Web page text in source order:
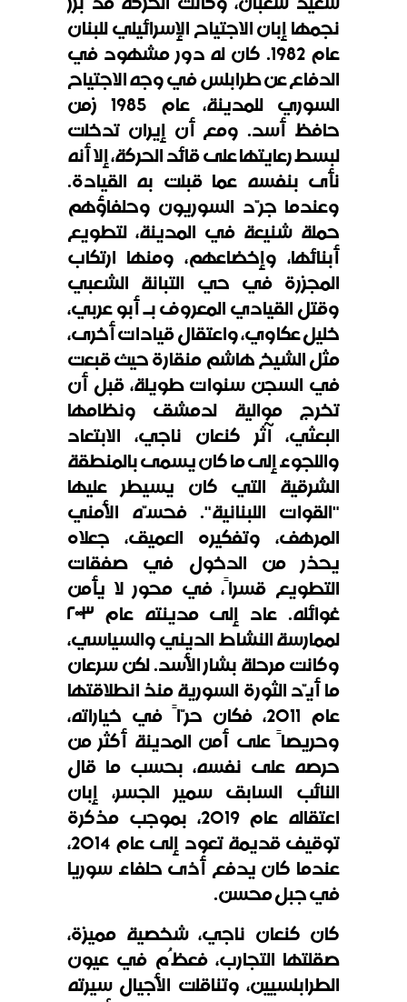
نجمها إبان الاجتياح الإسرائيلي للبنان
عام 1982. كان له دور مشهود في
الدفاع عن طرابلس في وجه الاجتياح
السوري للمدينة، عام 1985 زمن
حافظ أسد. ومع أن إيران تدخلت
لبسط رعايتها على قائد الحركة، إلا أنه
نأى بنفسه عما قبلت به القيادة.
وعندما جرّد السوريون وحلفاؤهم
حملة شنيعة في المدينة، لتطويع
أبنائها، وإخضاعهم، ومنها ارتكاب
المجزرة في حي التبانة الشعبي
وقتل القيادي المعروف بـ أبو عربي،
خليل عكاوي، واعتقال قيادات أخرى،
مثل الشيخ هاشم منقارة حيث قبعت
في السجن سنوات طويلة، قبل أن
تخرج موالية لدمشق ونظامها
البعثي، آثر كنعان ناجي، الابتعاد
واللجوء إلى ما كان يسمى بالمنطقة
الشرقية التي كان يسيطر عليها
"القوات اللبنانية". فحسّه الأمني
المرهف، وتفكيره العميق، جعلاه
يحذر من الدخول في صفقات
التطويع قسراً، في محور لا يأمن
غوائله. عاد إلى مدينته عام ٢٠٠٣
لممارسة النشاط الديني والسياسي،
وكانت مرحلة بشار الأسد. لكن سرعان
ما أيّد الثورة السورية منذ انطلاقتها
عام 2011، فكان حرّاً في خياراته،
وحريصاً على أمن المدينة أكثر من
حرصه على نفسه، بحسب ما قال
النائب السابق سمير الجسر، إبان
اعتقاله عام 2019، بموجب مذكرة
توقيف قديمة تعود إلى عام 2014،
عندما كان يدفع أذى حلفاء سوريا
في جبل محسن.
كان كنعان ناجي، شخصية مميزة،
صقلتها التجارب، فعظُم في عيون
الطرابلسيين، وتناقلت الأجيال سيرته